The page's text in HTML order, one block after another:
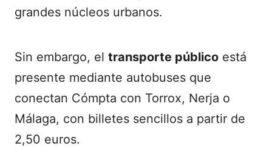
grandes núcleos urbanos.
Sin embargo, el transporte público está
presente mediante autobuses que
conectan Cómpta con Torrox, Nerja o
Málaga, con billetes sencillos a partir de
2,50 euros.